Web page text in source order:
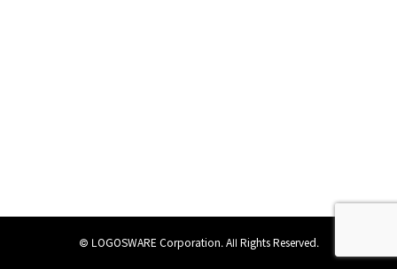
© LOGOSWARE Corporation. All Rights Reserved.